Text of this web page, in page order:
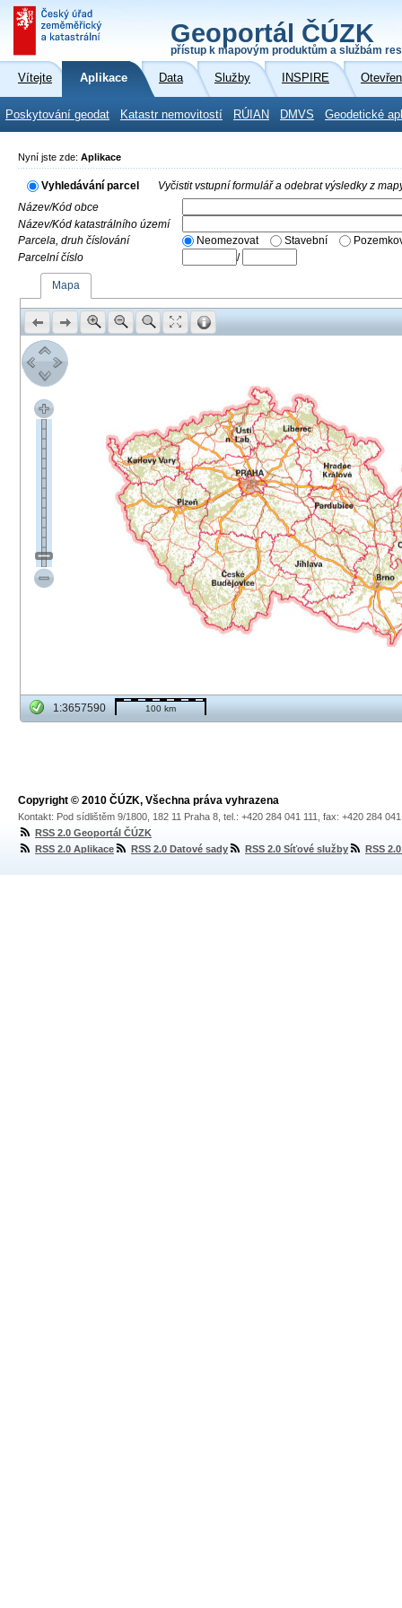
Geoportál ČÚZK
přístup k mapovým produktům a službám
Vítejte Aplikace Data Služby INSPIRE
Poskytování geodat Katastr nemovitostí RÚIAN DMVS Geodetické
Nyní jste zde: Aplikace
Vyhledávání parcel
Vyčistit vstupní formulář a odebrat výsledky z
Název/Kód obce
Název/Kód katastrálního území
Parcela, druh číslování
Neomezovat Stavební
Parcelní číslo
/
Mapa
1:3657590 100 km
Copyright © 2010 ČÚZK, Všechna práva vyhrazena
Kontakt: Pod sídlištěm 9/1800, 182 11 Praha 8, tel.: +420 284 041 111, fax: +420 284
RSS 2.0 Geoportál ČÚZK
RSS 2.0 Aplikace
RSS 2.0 Datové sady RSS 2.0 Síťové služby RSS